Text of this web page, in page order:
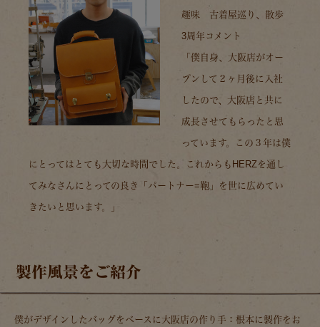
趣味 古着屋巡り、散歩
3周年コメント
「僕自身、大阪店がオー
プンして２ヶ月後に入社
したので、大阪店と共に
成長させてもらったと思
っています。この３年は僕
にとってはとても大切な時間でした。これからもHERZを通し
てみなさんにとっての良き「パートナー=鞄」を世に広めてい
きたいと思います。」
製作風景をご紹介
僕がデザインしたバッグをベースに大阪店の作り手：根本に製作をお